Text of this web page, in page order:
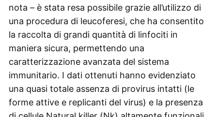
nota – è stata resa possibile grazie all’utilizzo di
una procedura di leucoferesi, che ha consentito
la raccolta di grandi quantità di linfociti in
maniera sicura, permettendo una
caratterizzazione avanzata del sistema
immunitario. I dati ottenuti hanno evidenziato
una quasi totale assenza di provirus intatti (le
forme attive e replicanti del virus) e la presenza